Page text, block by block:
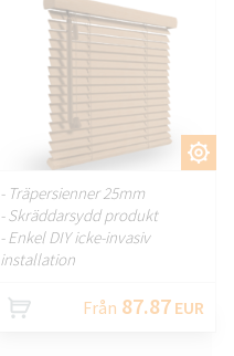
ANPASSA.
- Träpersienner 25mm
- Skräddarsydd produkt
- Enkel DIY icke-invasiv
installation
Från 87.87 EUR